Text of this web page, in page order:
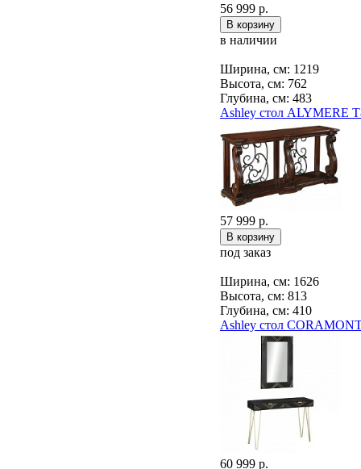
56 999 р.
в наличии
Ширина, см: 1219
Высота, см: 762
Глубина, см: 483
Ashley стол ALYMERE
57 999 р.
под заказ
Ширина, см: 1626
Высота, см: 813
Глубина, см: 410
Ashley стол
60 999 р.